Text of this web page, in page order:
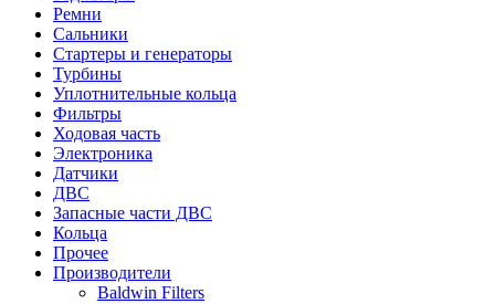
Ремни
Сальники
Стартеры и генераторы
Турбины
Уплотнительные кольца
Фильтры
Ходовая часть
Электроника
Датчики
ДВС
Запасные части ДВС
Кольца
Прочее
Производители
Baldwin Filters